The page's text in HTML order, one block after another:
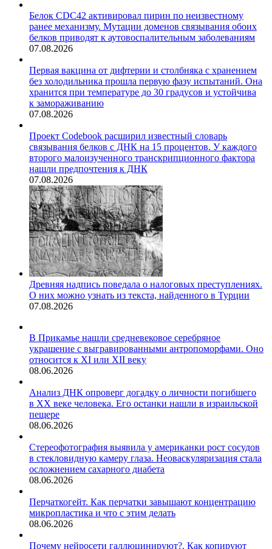
Белок CDC42 активировал пирин по неизвестному
ранее механизму. Мутации доменов связывания обоих
белков приводят к аутовоспалительным заболеваниям
07.08.2026
Первая вакцина от дифтерии и столбняка с хранением
без холодильника прошла первую фазу испытаний. Она
хранится при температуре до 30 градусов и устойчива
к замораживанию
07.08.2026
Проект Codebook расширил известный словарь
связывания белков с ДНК на 15 процентов. У каждого
второго малоизученного транскрипционного фактора
нашли предпочтения к ДНК
07.08.2026
Древняя надпись поведала о налоговых преступлениях.
О них можно узнать из текста, найденного в Турции
07.08.2026
В Прикамье нашли средневековое серебряное
украшение с выгравированными антропоморфами. Оно
относится к XI или XII веку
08.06.2026
Анализ ДНК опроверг догадку о личности погибшего
в XX веке человека. Его останки нашли в израильской
пещере
08.06.2026
Стереофотография выявила у американки рост сосудов
в стекловидную камеру глаза. Неоваскуляризация стала
осложнением сахарного диабета
08.06.2026
Перчаткогейт. Как перчатки завышают концентрацию
микропластика и что с этим делать
08.06.2026
Почему нейросети галлюцинируют?. Как копируют